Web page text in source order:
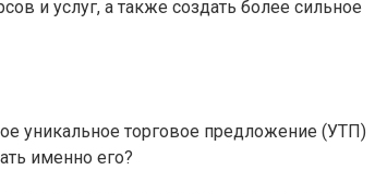
и услуг, а также создать более сильное
уникальное торговое предложение (УТП)
именно его?